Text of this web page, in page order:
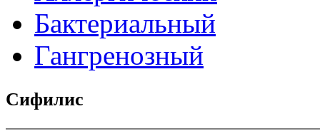
Бактериальный
Гангренозный
Сифилис